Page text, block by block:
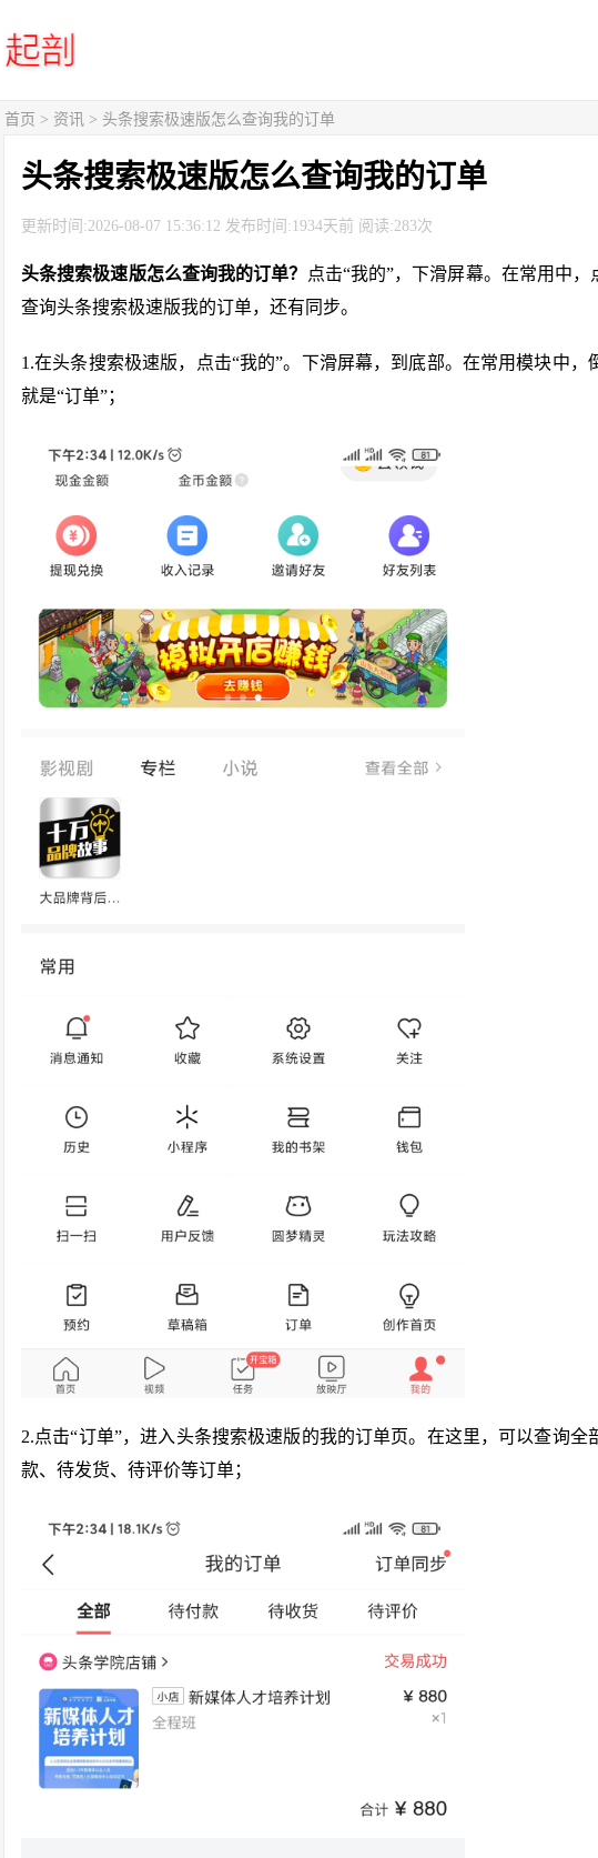
首页 > 资讯 > 头条搜索极速版怎么查询我的订单
头条搜索极速版怎么查询我的订单
更新时间:2026-08-07 15:36:12 发布时间:1934天前 阅读:283次
头条搜索极速版怎么查询我的订单？
点击“我的”，下滑屏幕。在常用中，
查询头条搜索极速版我的订单，还有同步。
1.在头条搜索极速版，点击“我的”。下滑屏幕，到底部。在常用模块中，
就是“订单”；
2.点击“订单”，进入头条搜索极速版的我的订单页。在这里，可以查询全
款、待发货、待评价等订单；